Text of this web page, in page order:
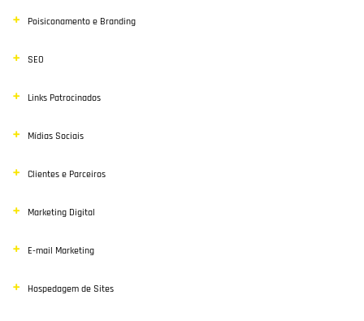
Poisiconamento e Branding
SEO
Links Patrocinados
Mídias Sociais
Clientes e Parceiros
Marketing Digital
E-mail Marketing
Hospedagem de Sites